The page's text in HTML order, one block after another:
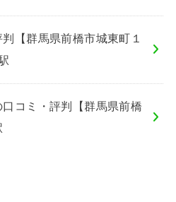
【群馬県前橋市城東町１
コミ・評判【群馬県前橋